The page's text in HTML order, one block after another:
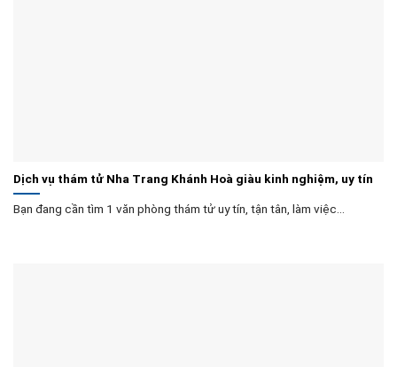
Dịch vụ thám tử Nha Trang Khánh Hoà giàu kinh nghiệm, uy tín
Bạn đang cần tìm 1 văn phòng thám tử uy tín, tận tân, làm việc...